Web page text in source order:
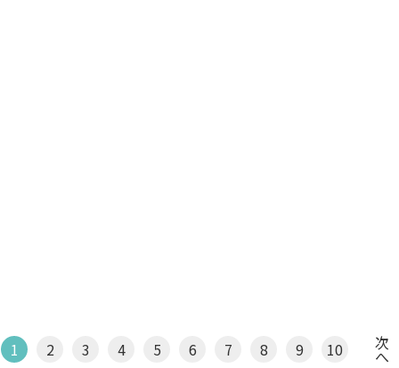
1 2 3 4 5 6 7 8 9 10 次
へ